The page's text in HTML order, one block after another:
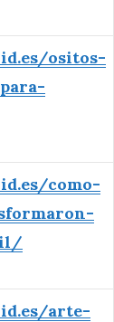
ositos-
como-
arte-